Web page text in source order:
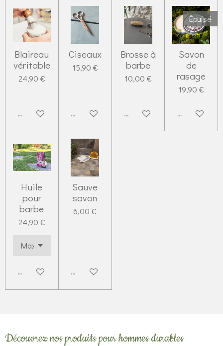
Blaireau
véritable
24,90 €
Ajouter au panier
Ciseaux
15,90 €
Ajouter au panier
Brosse à
barbe
10,00 €
Ajouter au panier
Épuisé
Savon
de
rasage
19,90 €
Épuisé
Huile
pour
barbe
24,90 €
Ajouter au panier
Sauve
savon
6,00 €
Ajouter au panier
Découvrez nos produits pour hommes durables